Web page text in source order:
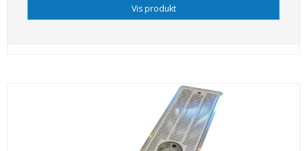
Vis produkt